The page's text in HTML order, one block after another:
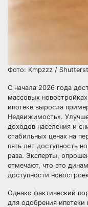
Фото: Kmpzzz /
С начала 2026 года
массовых
ипотеке выросла
Недвижимость».
доходов населения и
стабильных ценах на
пять лет доступность
раза. Эксперты,
отмечают, что это
доступности
Однако фактический
для одобрения ипотеки